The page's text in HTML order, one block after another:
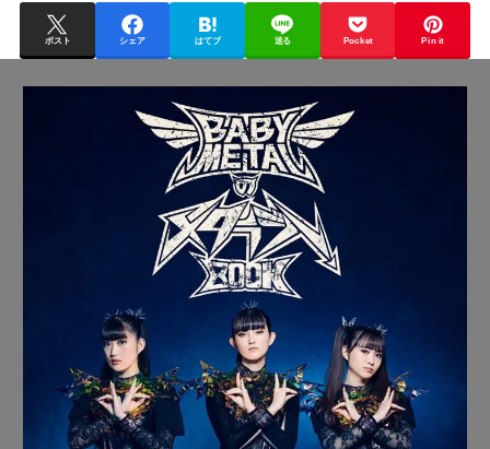
ポスト シェア はてブ 送る Pocket Pin it